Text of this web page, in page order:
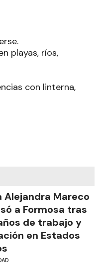
playas, ríos,
con linterna,
Alejandra Mareco
a Formosa tras
de trabajo y
en Estados